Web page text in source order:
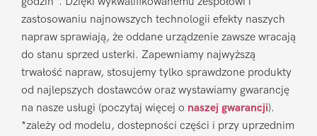
zastosowaniu najnowszych technologii efekty naszych
napraw sprawiają, że oddane urządzenie zawsze wracają
do stanu sprzed usterki. Zapewniamy najwyższą
trwałość napraw, stosujemy tylko sprawdzone produkty
od najlepszych dostawców oraz wystawiamy gwarancję
na nasze usługi (poczytaj więcej o naszej gwarancji).
*zależy od modelu, dostepności części i przy uprzednim